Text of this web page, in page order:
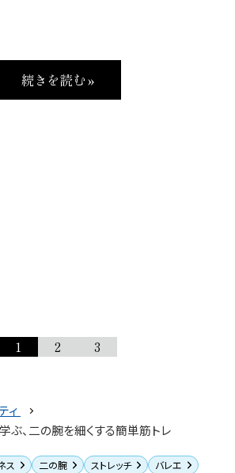
続きを読む »
1 2 3
ィ
ぶ、二の腕を細くする簡単筋トレ
ス 二の腕 ストレッチ
バレエ